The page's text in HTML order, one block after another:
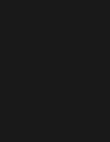
en nueva ventana)
en nueva ventana)